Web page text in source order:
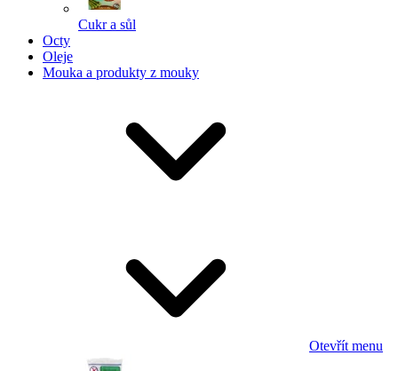
Cukr a sůl
Octy
Oleje
Mouka a produkty z mouky
Otevřít menu
Powered by chaterimo